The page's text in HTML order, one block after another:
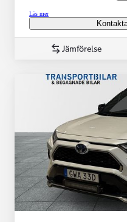
Läs mer
Jämförelse